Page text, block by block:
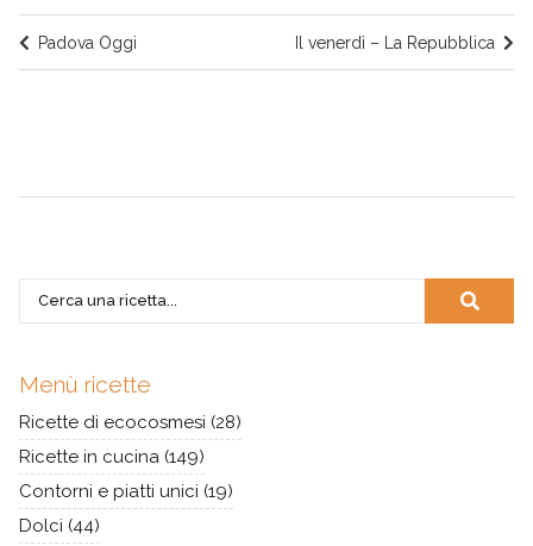
Padova Oggi Il venerdì – La Repubblica
Menù ricette
Ricette di ecocosmesi (28)
Ricette in cucina (149)
Contorni e piatti unici (19)
Dolci (44)